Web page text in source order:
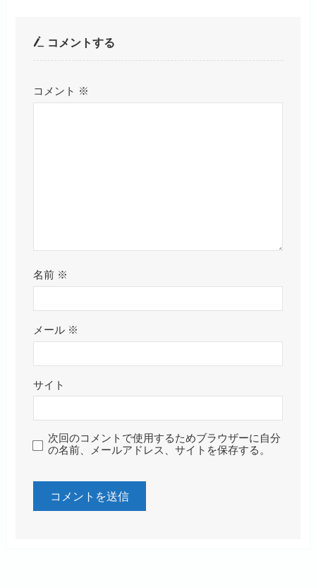
コメントする
コメント ※
名前 ※
メール ※
サイト
次回のコメントで使用するためブラウザーに自分
の名前、メールアドレス、サイトを保存する。